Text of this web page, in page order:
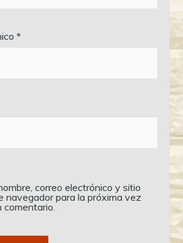
*
correo electrónico y sitio
navegador para la próxima vez
comentario.